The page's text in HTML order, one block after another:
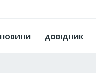
НОВИНИ ДОВІДНИК